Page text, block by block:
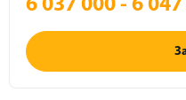
6 037 000 - 6